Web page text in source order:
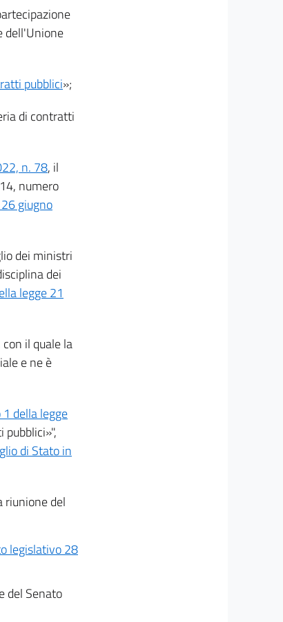
dell'Unione
pubblici»;
di contratti
n. 78, il
numero
giugno
dei ministri
dei
legge 21
con il quale la
e ne è
della legge
di Stato in
riunione del
legislativo 28
del Senato